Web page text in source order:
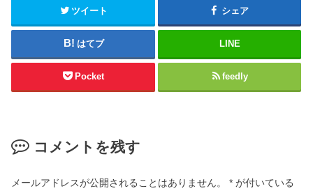
ツイート シェア
はてブ LINE
Pocket feedly
コメントを残す
メールアドレスが公開されることはありません。 * が付いている